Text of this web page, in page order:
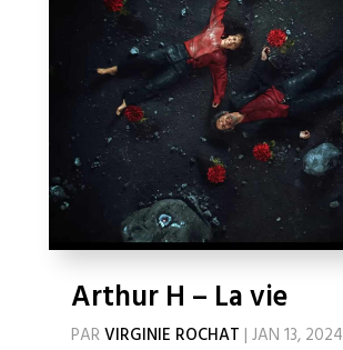
Arthur H – La vie
PARVIRGINIE ROCHAT | JAN 13, 2024